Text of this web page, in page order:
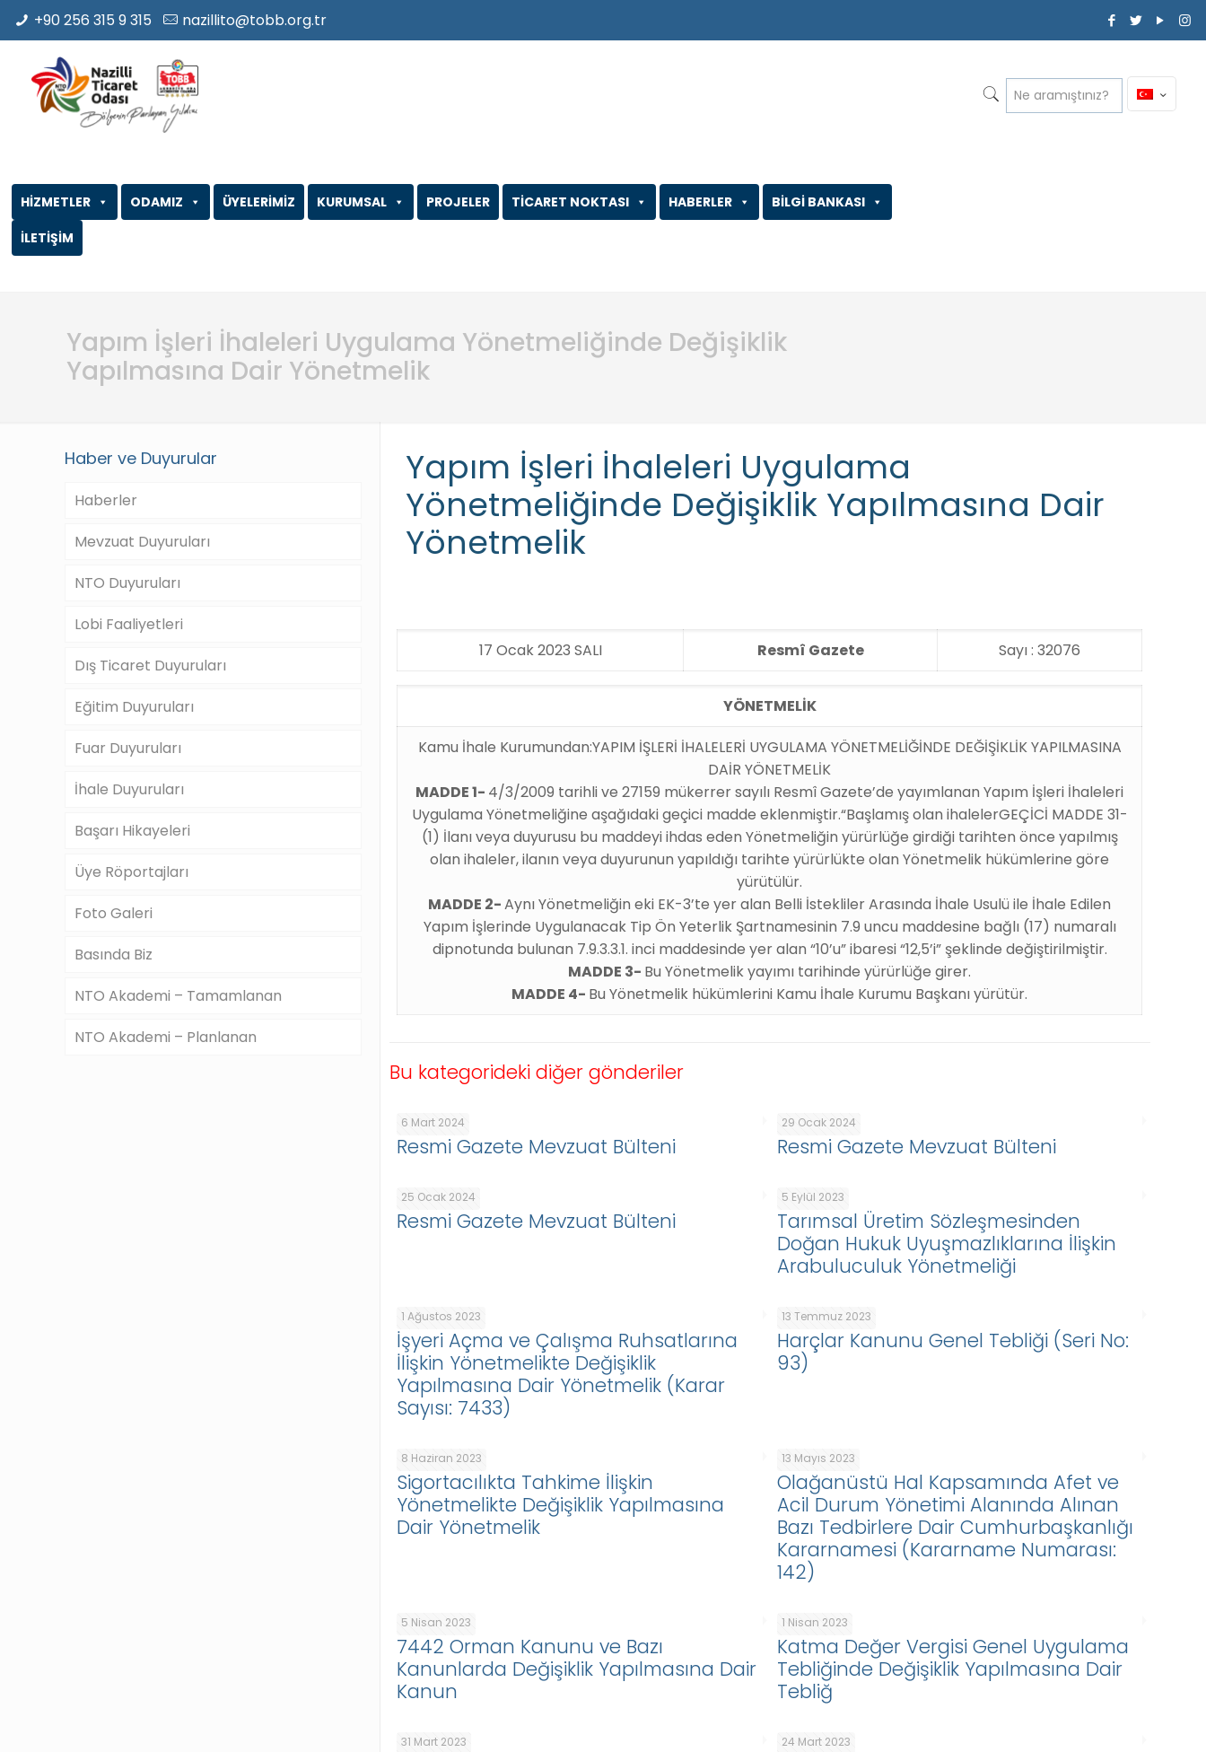
+90 256 315 9 315 nazillito@tobb.org.tr
ODAMIZ
HİZMETLER ÜYELERİMİZ KURUMSAL PROJELER TİCARET NOKTASI HABERLER
BİLGİ BANKASI
İLETİŞİM
Yapım İşleri İhaleleri Uygulama Yönetmeliğinde Değişiklik
Yapılmasına Dair Yönetmelik
Yapım İşleri İhaleleri Uygulama
Yönetmeliğinde Değişiklik Yapılmasına Dair
Yönetmelik
17 Ocak 2023 SALI Resmî Gazete Sayı : 32076
YÖNETMELİK
Kamu İhale Kurumundan:YAPIM İŞLERİ İHALELERİ UYGULAMA YÖNETMELİĞİNDE DEĞİŞİKLİK YAPILMASINA
DAİR YÖNETMELİK
MADDE 1- 4/3/2009 tarihli ve 27159 mükerrer sayılı Resmî Gazete’de yayımlanan Yapım İşleri İhaleleri
Uygulama Yönetmeliğine aşağıdaki geçici madde eklenmiştir.“Başlamış olan ihalelerGEÇİCİ MADDE 31-
(1) İlanı veya duyurusu bu maddeyi ihdas eden Yönetmeliğin yürürlüğe girdiği tarihten önce yapılmış
olan ihaleler, ilanın veya duyurunun yapıldığı tarihte yürürlükte olan Yönetmelik hükümlerine göre
yürütülür.
MADDE 2-Aynı Yönetmeliğin eki EK-3’te yer alan Belli İstekliler Arasında İhale Usulü ile İhale Edilen
Yapım İşlerinde Uygulanacak Tip Ön Yeterlik Şartnamesinin 7.9 uncu maddesine bağlı (17) numaralı
dipnotunda bulunan 7.9.3.3.1. inci maddesinde yer alan “10’u” ibaresi “12,5’i” şeklinde değiştirilmiştir.
MADDE 3- Bu Yönetmelik yayımı tarihinde yürürlüğe girer.
MADDE 4- Bu Yönetmelik hükümlerini Kamu İhale Kurumu Başkanı yürütür.
Bu kategorideki diğer gönderiler
6 Mart 2024
Resmi Gazete Mevzuat Bülteni
29 Ocak 2024
Resmi Gazete Mevzuat Bülteni
25 Ocak 2024
Resmi Gazete Mevzuat Bülteni
5 Eylül 2023
Tarımsal Üretim Sözleşmesinden
Doğan Hukuk Uyuşmazlıklarına İlişkin
Arabuluculuk Yönetmeliği
1 Ağustos 2023
İşyeri Açma ve Çalışma Ruhsatlarına
İlişkin Yönetmelikte Değişiklik
Yapılmasına Dair Yönetmelik (Karar
Sayısı: 7433)
13 Temmuz 2023
Harçlar Kanunu Genel Tebliği (Seri No:
93)
8 Haziran 2023
Sigortacılıkta Tahkime İlişkin
Yönetmelikte Değişiklik Yapılmasına
Dair Yönetmelik
13 Mayıs 2023
Olağanüstü Hal Kapsamında Afet ve
Acil Durum Yönetimi Alanında Alınan
Bazı Tedbirlere Dair Cumhurbaşkanlığı
Kararnamesi (Kararname Numarası:
142)
5 Nisan 2023
7442 Orman Kanunu ve Bazı
Kanunlarda Değişiklik Yapılmasına Dair
Kanun
1 Nisan 2023
Katma Değer Vergisi Genel Uygulama
Tebliğinde Değişiklik Yapılmasına Dair
Tebliğ
31 Mart 2023 24 Mart 2023
Haber ve Duyurular
Haberler
Mevzuat Duyuruları
NTO Duyuruları
Lobi Faaliyetleri
Dış Ticaret Duyuruları
Eğitim Duyuruları
Fuar Duyuruları
İhale Duyuruları
Başarı Hikayeleri
Üye Röportajları
Foto Galeri
Basında Biz
NTO Akademi – Tamamlanan
NTO Akademi – Planlanan